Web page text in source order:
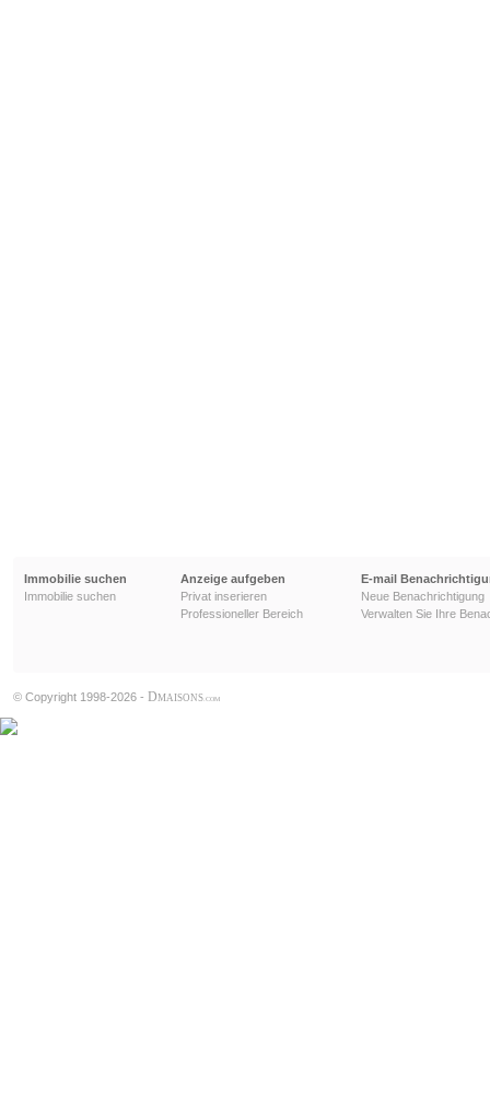
Immobilie suchen
Immobilie suchen
Anzeige aufgeben
Privat inserieren
Professioneller Bereich
E-mail
Neue Benachrichtigung
Verwalten Sie Ihre
© Copyright 1998-2026 - DMAISONS .COM